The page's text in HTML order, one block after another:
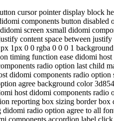
cursor pointer display block
components button
screen xsmall didomi
content space between
1px 0 0 rgba 0 0 0 1
timing function ease didomi
radio option last child
didomi components radio
agree background color
host didomi components
reporting box sizing border
radio option agree to all
components accordion label